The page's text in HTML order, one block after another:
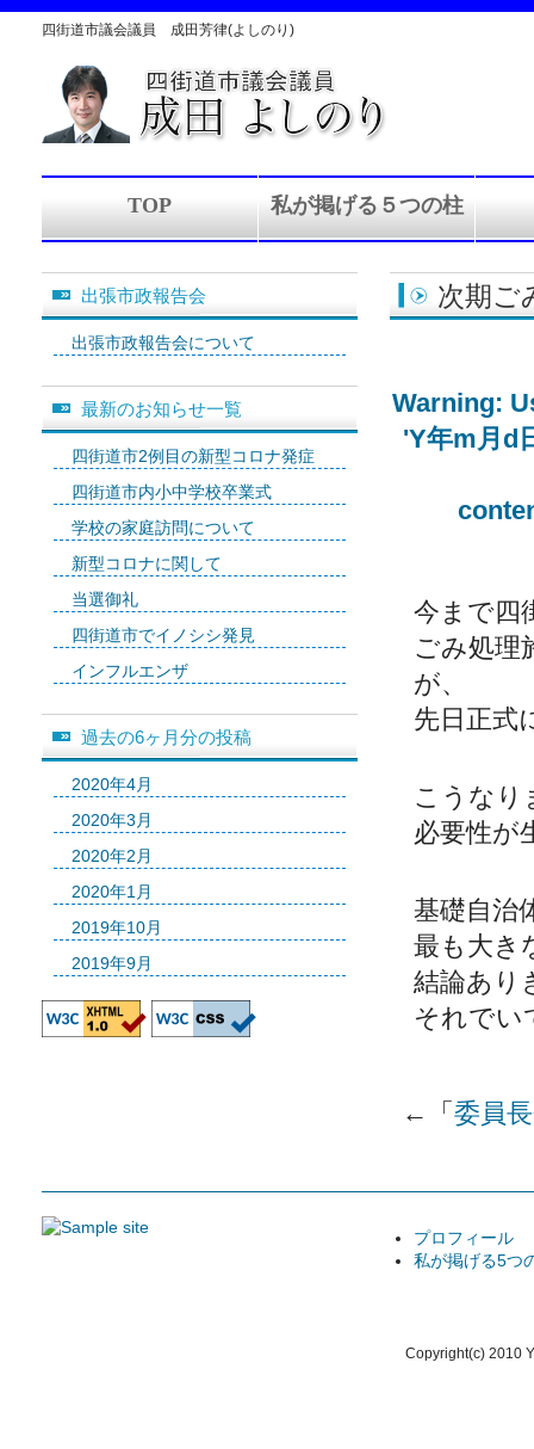
四街道市議会議員 成田芳律(よしのり)
TOP 私が掲げる５つの柱
次期ご
Warning:
'Y年m月d
今まで四
ごみ処理
が、
先日正式
こうなり
必要性が
基礎自治
最も大き
結論あり
それでい
←「 委員
出張市政報告会
出張市政報告会について
最新のお知らせ一覧
四街道市2例目の新型コロナ発症
四街道市内小中学校卒業式
学校の家庭訪問について
新型コロナに関して
当選御礼
四街道市でイノシシ発見
インフルエンザ
過去の6ヶ月分の投稿
2020年4月
2020年3月
2020年2月
2020年1月
2019年10月
2019年9月
プロフィール
私が掲げる5つ
Copyright(c) 2010